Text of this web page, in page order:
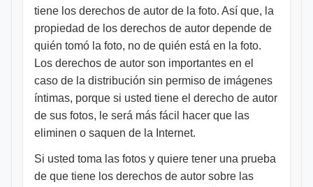
tiene los derechos de autor de la foto. Así que, la
propiedad de los derechos de autor depende de
quién tomó la foto, no de quién está en la foto.
Los derechos de autor son importantes en el
caso de la distribución sin permiso de imágenes
íntimas, porque si usted tiene el derecho de autor
de sus fotos, le será más fácil hacer que las
eliminen o saquen de la Internet.
Si usted toma las fotos y quiere tener una prueba
de que tiene los derechos de autor sobre las